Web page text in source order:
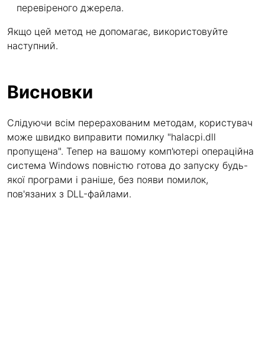
перевіреного джерела.
Якщо цей метод не допомагає, використовуйте
наступний.
Висновки
Слідуючи всім перерахованим методам, користувач
може швидко виправити помилку "halacpi.dll
пропущена". Тепер на вашому комп'ютері операційна
система Windows повністю готова до запуску будь-
якої програми і раніше, без появи помилок,
пов'язаних з DLL-файлами.